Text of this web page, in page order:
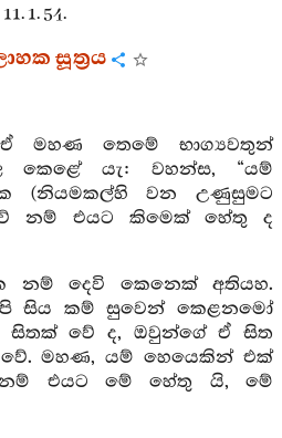
11. 1. 54.
සූත්‍රය
මහණ තෙමේ භාග්‍යවතුන්
කෙළේ යැ: වහන්ස, “යම්
(නියමකල්හි වන උණුසුමට
නම් එයට කිමෙක් හේතු ද
නම් දෙවි කෙනෙක් අතියහ.
සිය කම් සුවෙන් කෙළනමෝ
සිතක් වේ ද, ඔවුන්ගේ ඒ සිත
මහණ, යම් හෙයෙකින් එක්
එයට මේ හේතු යි, මේ